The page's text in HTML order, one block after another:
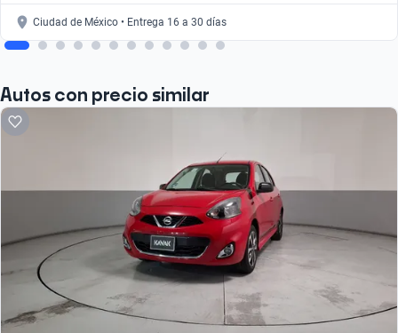
Ciudad de México • Entrega 16 a 30 días
Autos con precio similar